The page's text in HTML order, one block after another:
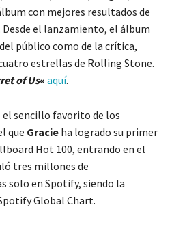
con mejores resultados de
el lanzamiento, el álbum
público como de la crítica,
estrellas de Rolling Stone.
of Us« aquí.
el sencillo favorito de los
que Gracie ha logrado su primer
Hot 100, entrando en el
tres millones de
solo en Spotify, siendo la
Global Chart.